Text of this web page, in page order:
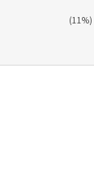
(11%)